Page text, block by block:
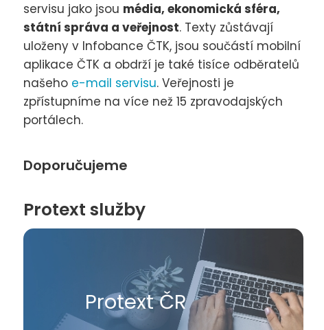
servisu jako jsou média, ekonomická sféra,
státní správa a veřejnost. Texty zůstávají
uloženy v Infobance ČTK, jsou součástí mobilní
aplikace ČTK a obdrží je také tisíce odběratelů
našeho e-mail servisu. Veřejnosti je
zpřístupníme na více než 15 zpravodajských
portálech.
Doporučujeme
Protext služby
Protext ČR